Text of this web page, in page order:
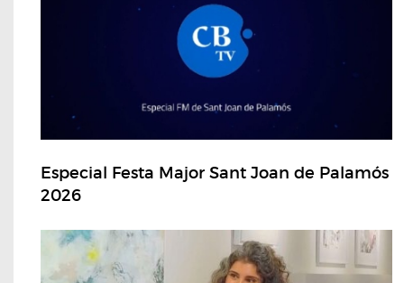
Especial Festa Major Sant Joan de Palamós
2026